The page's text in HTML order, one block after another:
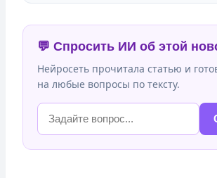
💬 Спросить ИИ об этой
Нейросеть прочитала статью и
на любые вопросы по тексту.